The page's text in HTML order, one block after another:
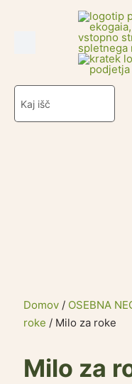
Search
for:
Domov / OSEBNA
roke / Milo za roke
Milo za